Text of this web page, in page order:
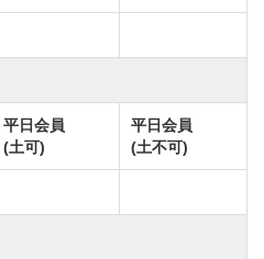
平日会員
(土可)
平日会員
(土不可)